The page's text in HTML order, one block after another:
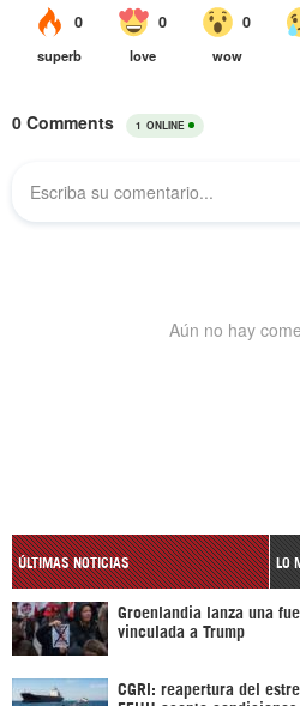
ÚLTIMAS NOTICIAS LO
Groenlandia lanza una
vinculada a Trump
CGRI: reapertura del